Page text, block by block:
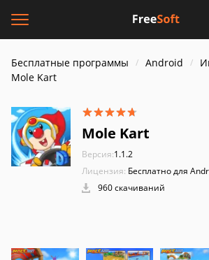
Бесплатные программы Android
Mole Kart
Mole Kart
Версия:1.1.2
Лицензия: Бесплатно для
960 скачиваний